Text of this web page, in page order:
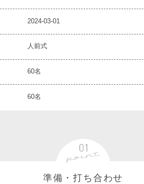
2024-03-01
人前式
60名
60名
準備・打ち合わせ